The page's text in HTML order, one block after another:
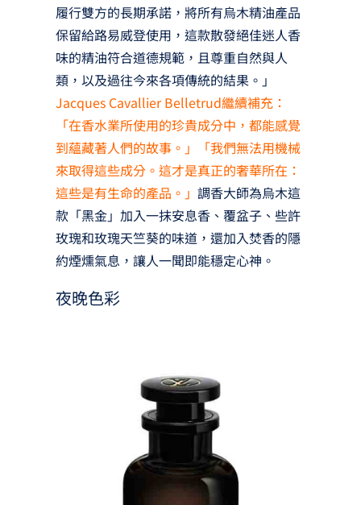
履行雙方的長期承諾，將所有烏木精油產品
保留給路易威登使用，這款散發絕佳迷人香
味的精油符合道德規範，且尊重自然與人
類，以及過往今來各項傳統的結果。」
Jacques Cavallier Belletrud繼續補充：
「在香水業所使用的珍貴成分中，都能感覺
到蘊藏著人們的故事。」「我們無法用機械
來取得這些成分。這才是真正的奢華所在：
這些是有生命的產品。」 調香大師為烏木這
款「黑金」加入一抹安息香、覆盆子、些許
玫瑰和玫瑰天竺葵的味道，還加入焚香的隱
約煙燻氣息，讓人一聞即能穩定心神。
夜晚色彩